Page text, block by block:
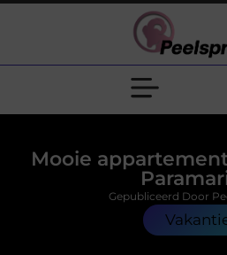
Mooie
Gepubliceerd Door